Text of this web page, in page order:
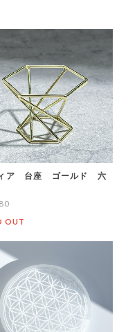
ア 台座 ゴールド 六
OUT